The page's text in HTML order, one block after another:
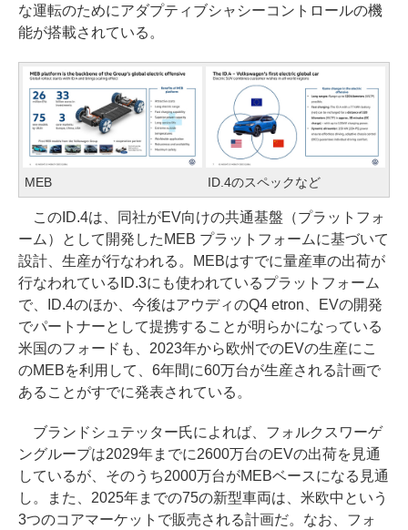
な運転のためにアダプティブシャシーコントロールの機
能が搭載されている。
MEB ID.4のスペックなど
このID.4は、同社がEV向けの共通基盤（プラットフォ
ーム）として開発したMEB プラットフォームに基づいて
設計、生産が行なわれる。MEBはすでに量産車の出荷が
行なわれているID.3にも使われているプラットフォーム
で、ID.4のほか、今後はアウディのQ4 etron、EVの開発
でパートナーとして提携することが明らかになっている
米国のフォードも、2023年から欧州でのEVの生産にこ
のMEBを利用して、6年間に60万台が生産される計画で
あることがすでに発表されている。
ブランドシュテッター氏によれば、フォルクスワーゲ
ングループは2029年までに2600万台のEVの出荷を見通
しているが、そのうち2000万台がMEBベースになる見通
し。また、2025年までの75の新型車両は、米欧中という
3つのコアマーケットで販売される計画だ。なお、フォ